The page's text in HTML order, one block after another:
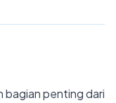
bagian penting dari